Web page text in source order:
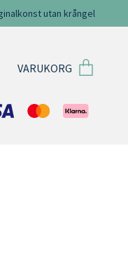
utan krångel
VARUKORG